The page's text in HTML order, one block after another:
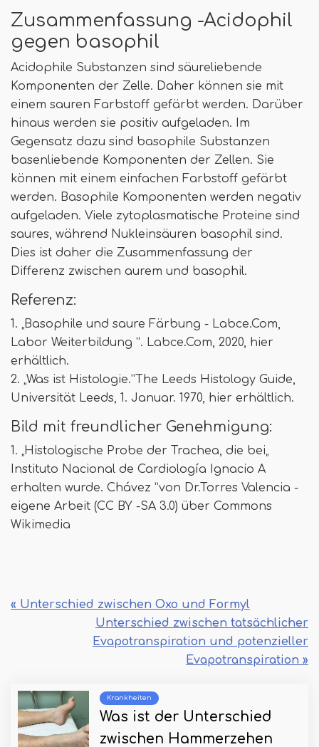
Zusammenfassung -Acidophil
gegen basophil
Acidophile Substanzen sind säureliebende
Komponenten der Zelle. Daher können sie mit
einem sauren Farbstoff gefärbt werden. Darüber
hinaus werden sie positiv aufgeladen. Im
Gegensatz dazu sind basophile Substanzen
basenliebende Komponenten der Zellen. Sie
können mit einem einfachen Farbstoff gefärbt
werden. Basophile Komponenten werden negativ
aufgeladen. Viele zytoplasmatische Proteine ​​sind
saures, während Nukleinsäuren basophil sind.
Dies ist daher die Zusammenfassung der
Differenz zwischen aurem und basophil.
Referenz:
1. „Basophile und saure Färbung - Labce.Com,
Labor Weiterbildung “. Labce.Com, 2020, hier
erhältlich.
2. „Was ist Histologie.”The Leeds Histology Guide,
Universität Leeds, 1. Januar. 1970, hier erhältlich.
Bild mit freundlicher Genehmigung:
1. „Histologische Probe der Trachea, die bei„
Instituto Nacional de Cardiología Ignacio A
erhalten wurde. Chávez ”von Dr.Torres Valencia -
eigene Arbeit (CC BY -SA 3.0) über Commons
Wikimedia
« Unterschied zwischen Oxo und Formyl
Unterschied zwischen tatsächlicher
Evapotranspiration und potenzieller
Evapotranspiration »
Krankheiten
Was ist der Unterschied
zwischen Hammerzehen